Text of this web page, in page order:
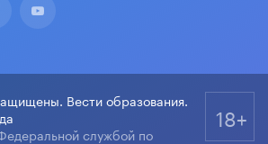
Вести образования.
службой по
18+